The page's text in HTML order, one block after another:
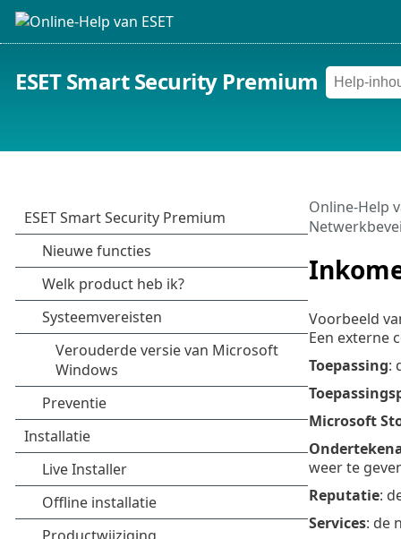
ESET Smart Security Premium
Online-Help
Voorbeeld
Een externe
Toepassing:
Microsoft
weer te
Reputatie:
Services: de